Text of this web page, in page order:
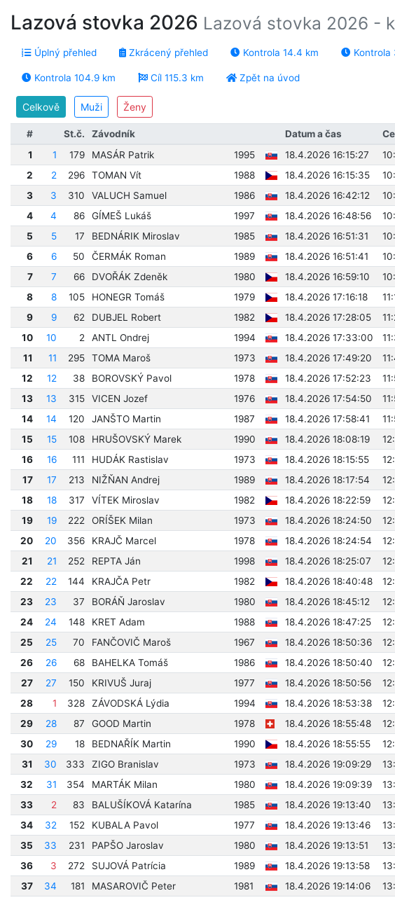
Lazová stovka 2026 Lazová stovka 2026 -
Úplný přehled Zkrácený přehled Kontrola 14.4 km Kontrola
Kontrola 104.9 km Cíl 115.3 km Zpět na úvod
Celkově Muži Ženy
# St.č. Závodník Datum a čas
1
1 179 MASÁR Patrik 1995 18.4.2026 16:15:27
2
2 296 TOMAN Vít 1988 18.4.2026 16:15:35
3
3 310 VALUCH Samuel 1986 18.4.2026 16:42:12
4
4 86 GÍMEŠ Lukáš 1997 18.4.2026 16:48:56
5
5 17 BEDNÁRIK Miroslav 1985 18.4.2026 16:51:31
6
6 50 ČERMÁK Roman 1989 18.4.2026 16:51:41
7
7 66 DVOŘÁK Zdeněk 1980 18.4.2026 16:59:10
8
8 105 HONEGR Tomáš 1979 18.4.2026 17:16:18
9
9 62 DUBJEL Robert 1982 18.4.2026 17:28:05
10
10 2 ANTL Ondrej 1994 18.4.2026 17:33:00
11
11 295 TOMA Maroš 1973 18.4.2026 17:49:20
12
12 38 BOROVSKÝ Pavol 1978 18.4.2026 17:52:23
13
13 315 VICEN Jozef 1976 18.4.2026 17:54:50
14
14 120 JANŠTO Martin 1987 18.4.2026 17:58:41
15
15 108 HRUŠOVSKÝ Marek 1990 18.4.2026 18:08:19
16
16 111 HUDÁK Rastislav 1973 18.4.2026 18:15:55
17
17 213 NIŽŇAN Andrej 1989 18.4.2026 18:17:54
18
18 317 VÍTEK Miroslav 1982 18.4.2026 18:22:59
19
19 222 ORÍŠEK Milan 1973 18.4.2026 18:24:50
20
20 356 KRAJČ Marcel 1978 18.4.2026 18:24:54
21
21 252 REPTA Ján 1998 18.4.2026 18:25:07
22
22 144 KRAJČA Petr 1982 18.4.2026 18:40:48
23
23 37 BORÁŇ Jaroslav 1980 18.4.2026 18:45:12
24
24 148 KRET Adam 1988 18.4.2026 18:47:25
25
25 70 FANČOVIČ Maroš 1967 18.4.2026 18:50:36
26
26 68 BAHELKA Tomáš 1986 18.4.2026 18:50:40
27
27 150 KRIVUŠ Juraj 1977 18.4.2026 18:50:56
28
1 328 ZÁVODSKÁ Lýdia 1994 18.4.2026 18:53:38
29
28 87 GOOD Martin 1978 18.4.2026 18:55:48
30
29 18 BEDNAŘÍK Martin 1990 18.4.2026 18:55:55
31
30 333 ZIGO Branislav 1973 18.4.2026 19:09:29
32
31 354 MARTÁK Milan 1980 18.4.2026 19:09:39
33
2 83 BALUŠÍKOVÁ Katarína 1985 18.4.2026 19:13:40
34
32 152 KUBALA Pavol 1977 18.4.2026 19:13:46
35
33 231 PAPŠO Jaroslav 1980 18.4.2026 19:13:51
36
3 272 SUJOVÁ Patrícia 1989 18.4.2026 19:13:58
37
34 181 MASAROVIČ Peter 1981 18.4.2026 19:14:06